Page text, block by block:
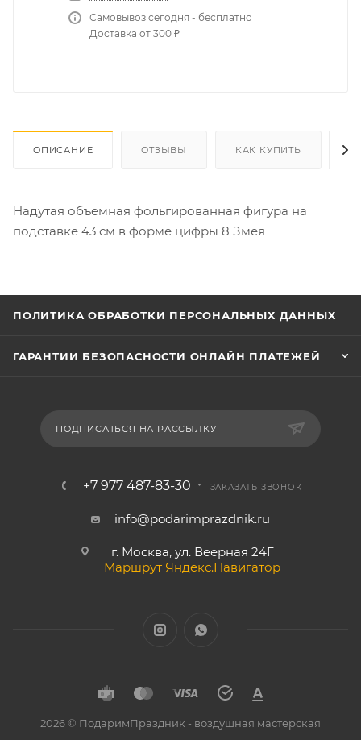
Самовывоз сегодня - бесплатно
Доставка от 300 ₽
ОПИСАНИЕ ОТЗЫВЫ КАК КУПИТЬ
Надутая объемная фольгированная фигура на
подставке 43 см в форме цифры 8 Змея
ПОЛИТИКА ОБРАБОТКИ ПЕРСОНАЛЬНЫХ ДАННЫХ
ГАРАНТИИ БЕЗОПАСНОСТИ ОНЛАЙН ПЛАТЕЖЕЙ
ПОДПИСАТЬСЯ НА РАССЫЛКУ
+7 977 487-83-30 ЗАКАЗАТЬ ЗВОНОК
info@podarimprazdnik.ru
г. Москва, ул. Веерная 24Г
Маршрут Яндекс.Навигатор
2026 © ПодаримПраздник - воздушная мастерская